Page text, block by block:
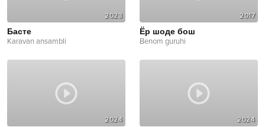
2023
Басте
Karavan ansambli
2017
Ёр шоде бош
Benom guruhi
2024 2024